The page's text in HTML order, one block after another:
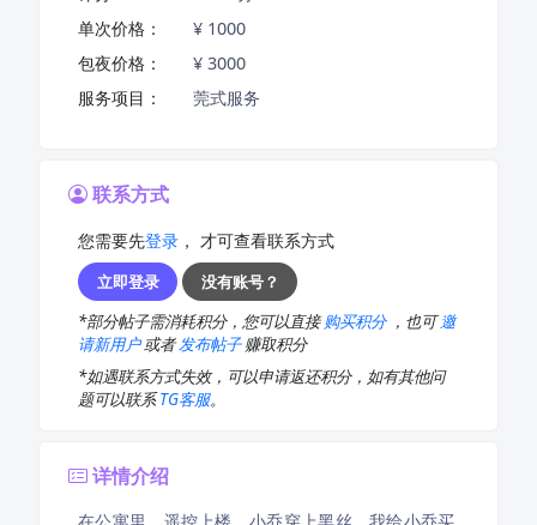
单次价格：
¥ 1000
包夜价格：
¥ 3000
服务项目：
莞式服务
联系方式
您需要先登录 ， 才可查看联系方式
立即登录
没有账号？
*部分帖子需消耗积分，您可以直接购买积分 ，也可邀
请新用户或者发布帖子赚取积分
*如遇联系方式失效，可以申请返还积分，如有其他问
题可以联系TG客服。
详情介绍